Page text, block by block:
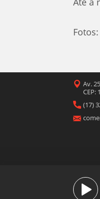
Av.
CEP:
(17)